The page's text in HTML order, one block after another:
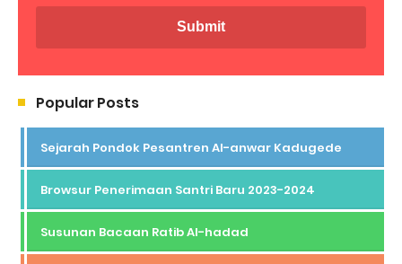
Popular Posts
Sejarah Pondok Pesantren Al-anwar Kadugede
Browsur Penerimaan Santri Baru 2023-2024
Susunan Bacaan Ratib Al-hadad